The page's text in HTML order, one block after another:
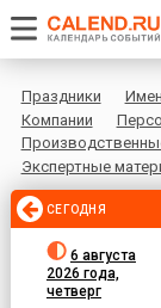
Праздники
Компании
Экспертные
СЕГОДНЯ
6 августа
2026 года,
четверг